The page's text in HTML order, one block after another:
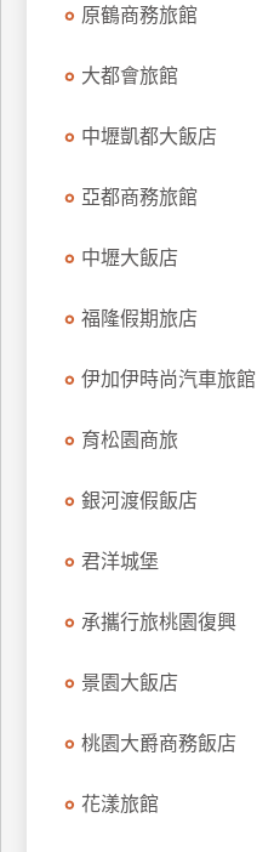
原鶴商務旅館
大都會旅館
中壢凱都大飯店
亞都商務旅館
中壢大飯店
福隆假期旅店
伊加伊時尚汽車旅館
育松園商旅
銀河渡假飯店
君洋城堡
承攜行旅桃園復興
景園大飯店
桃園大爵商務飯店
花漾旅館